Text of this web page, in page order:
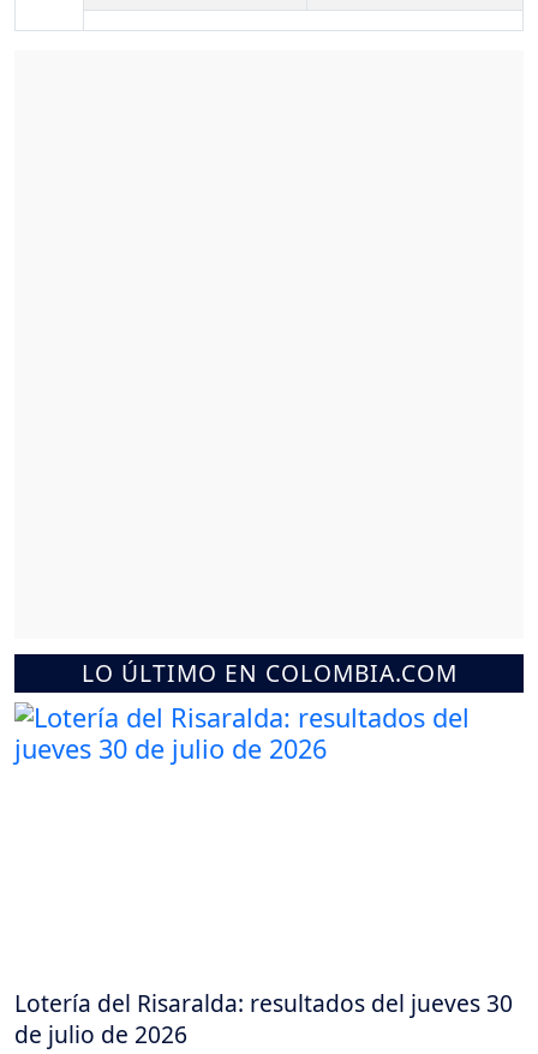
LO ÚLTIMO EN COLOMBIA.COM
Lotería del Risaralda: resultados del jueves 30
de julio de 2026